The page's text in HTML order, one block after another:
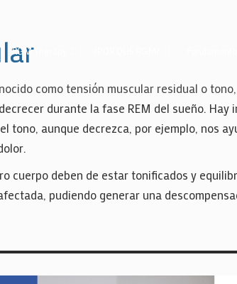
RGM Therapy
como tensión muscular residual o
durante la fase REM del sueño.
tono, aunque decrezca, por ejemplo, nos
cuerpo deben de estar tonificados y
pudiendo generar una